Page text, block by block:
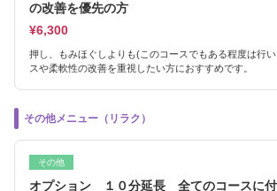
の改善を優先の方
¥6,300
押し、もみほぐしよりも(このコースでもある程度は行
スや柔軟性の改善を重視したい方におすすめです。
その他メニュー（リラク）
その他
オプション １０分延長 全てのコースに付